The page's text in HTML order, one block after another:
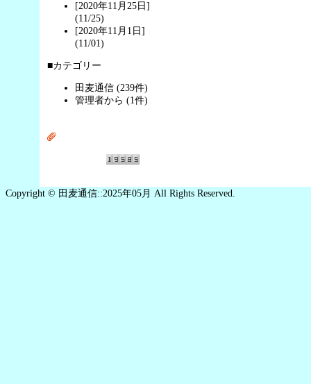
[2020年11月25日]
(11/25)
[2020年11月1日]
(11/01)
■カテゴリー
田麦通信 (239件)
管理者から (1件)
Copyright © 田麦通信::2025年05月 All Rights Reserved.